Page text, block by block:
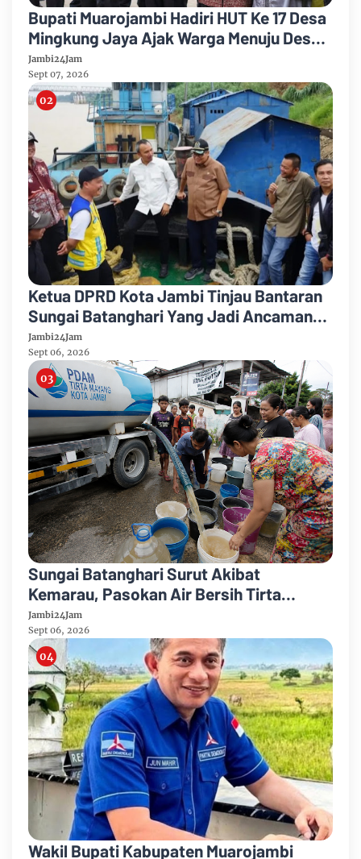
Bupati Muarojambi Hadiri HUT Ke 17 Desa
Mingkung Jaya Ajak Warga Menuju Desa
Mandiri 2026
Jambi24Jam
Sept 07, 2026
Ketua DPRD Kota Jambi Tinjau Bantaran
Sungai Batanghari Yang Jadi Ancaman
Abrasi
Jambi24Jam
Sept 06, 2026
Sungai Batanghari Surut Akibat
Kemarau, Pasokan Air Bersih Tirta
Mayang Jambi Keruh
Jambi24Jam
Sept 06, 2026
Wakil Bupati Kabupaten Muarojambi